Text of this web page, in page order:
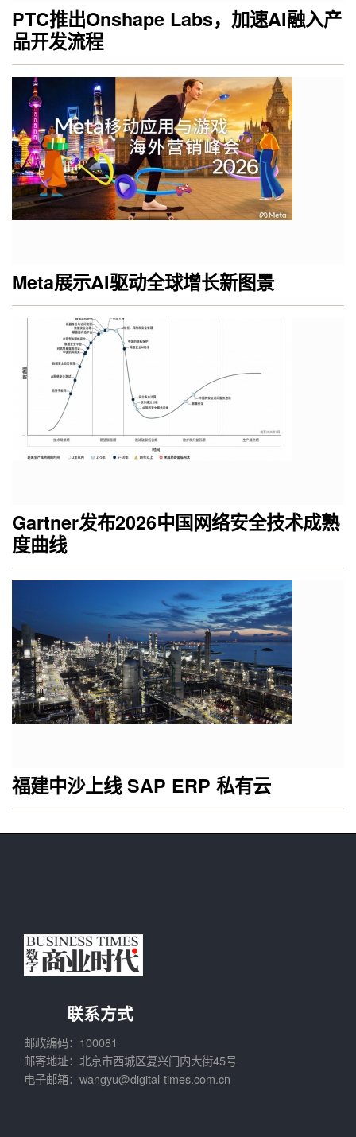
PTC推出Onshape Labs，加速AI融入产
品开发流程
Meta展示AI驱动全球增长新图景
Gartner发布2026中国网络安全技术成熟
度曲线
福建中沙上线 SAP ERP 私有云
联系方式
邮政编码：100081
邮寄地址：北京市西城区复兴门内大街45号
电子邮箱：wangyu@digital-times.com.cn